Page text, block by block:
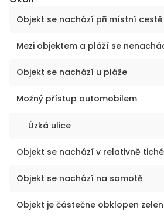
Objekt se nachází při místní cestě
Mezi objektem a pláží se
Objekt se nachází u pláže
Možný přístup automobilem
Úzká ulice
Objekt se nachází v relativně
Objekt se nachází na samotě
Objekt je částečne obklopen